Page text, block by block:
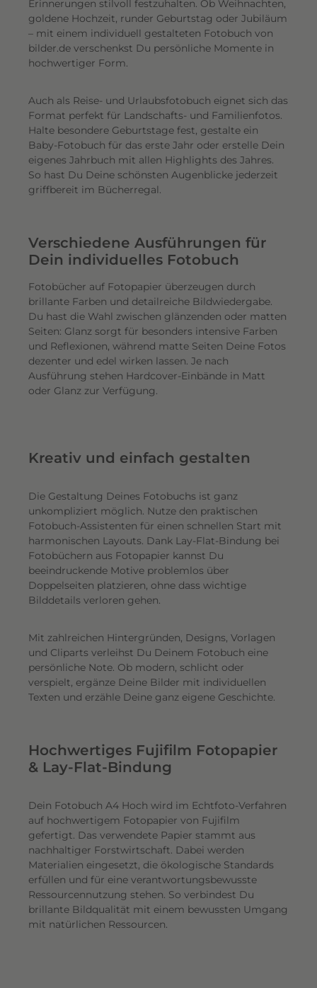
Erinnerungen stilvoll festzuhalten. Ob Weihnachten,
goldene Hochzeit, runder Geburtstag oder Jubiläum
– mit einem individuell gestalteten Fotobuch von
bilder.de verschenkst Du persönliche Momente in
hochwertiger Form.
Auch als Reise- und Urlaubsfotobuch eignet sich das
Format perfekt für Landschafts- und Familienfotos.
Halte besondere Geburtstage fest, gestalte ein
Baby-Fotobuch für das erste Jahr oder erstelle Dein
eigenes Jahrbuch mit allen Highlights des Jahres.
So hast Du Deine schönsten Augenblicke jederzeit
griffbereit im Bücherregal.
Verschiedene Ausführungen für
Dein individuelles Fotobuch
Fotobücher auf Fotopapier überzeugen durch
brillante Farben und detailreiche Bildwiedergabe.
Du hast die Wahl zwischen glänzenden oder matten
Seiten: Glanz sorgt für besonders intensive Farben
und Reflexionen, während matte Seiten Deine Fotos
dezenter und edel wirken lassen. Je nach
Ausführung stehen Hardcover-Einbände in Matt
oder Glanz zur Verfügung.
Kreativ und einfach gestalten
Die Gestaltung Deines Fotobuchs ist ganz
unkompliziert möglich. Nutze den praktischen
Fotobuch-Assistenten für einen schnellen Start mit
harmonischen Layouts. Dank Lay-Flat-Bindung bei
Fotobüchern aus Fotopapier kannst Du
beeindruckende Motive problemlos über
Doppelseiten platzieren, ohne dass wichtige
Bilddetails verloren gehen.
Mit zahlreichen Hintergründen, Designs, Vorlagen
und Cliparts verleihst Du Deinem Fotobuch eine
persönliche Note. Ob modern, schlicht oder
verspielt, ergänze Deine Bilder mit individuellen
Texten und erzähle Deine ganz eigene Geschichte.
Hochwertiges Fujifilm Fotopapier
& Lay-Flat-Bindung
Dein Fotobuch A4 Hoch wird im Echtfoto-Verfahren
auf hochwertigem Fotopapier von Fujifilm
gefertigt. Das verwendete Papier stammt aus
nachhaltiger Forstwirtschaft. Dabei werden
Materialien eingesetzt, die ökologische Standards
erfüllen und für eine verantwortungsbewusste
Ressourcennutzung stehen. So verbindest Du
brillante Bildqualität mit einem bewussten Umgang
mit natürlichen Ressourcen.